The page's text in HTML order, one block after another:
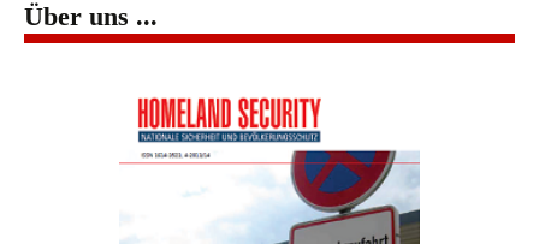
Über uns ...